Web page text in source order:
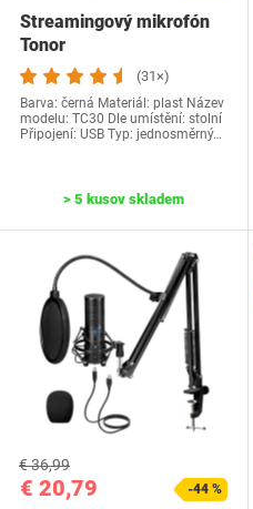
Streamingový mikrofón
Tonor
(31×)
Barva: černá Materiál: plast Název
modelu: TC30 Dle umístění: stolní
Připojení: USB Typ: jednosměrný…
> 5 kusov skladem
€ 20,79
€ 36,99
-44 %